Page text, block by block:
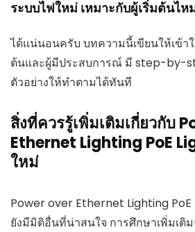
ระบบไฟใหม่ เหมาะกับผู้เริ่มต้นไห
ได้แน่นอนครับ บทความนี้เขียนให้เข้าใ
ต้นและผู้มีประสบการณ์ มี step-by-
ตัวอย่างให้ทำตามได้ทันที
สิ่งที่ควรรู้เพิ่มเติมเกี่ยวกับ
Ethernet Lighting PoE
ใหม่
Power over Ethernet Lighting
ยังมีมิติอื่นที่น่าสนใจ การศึกษาเพิ่มเติ